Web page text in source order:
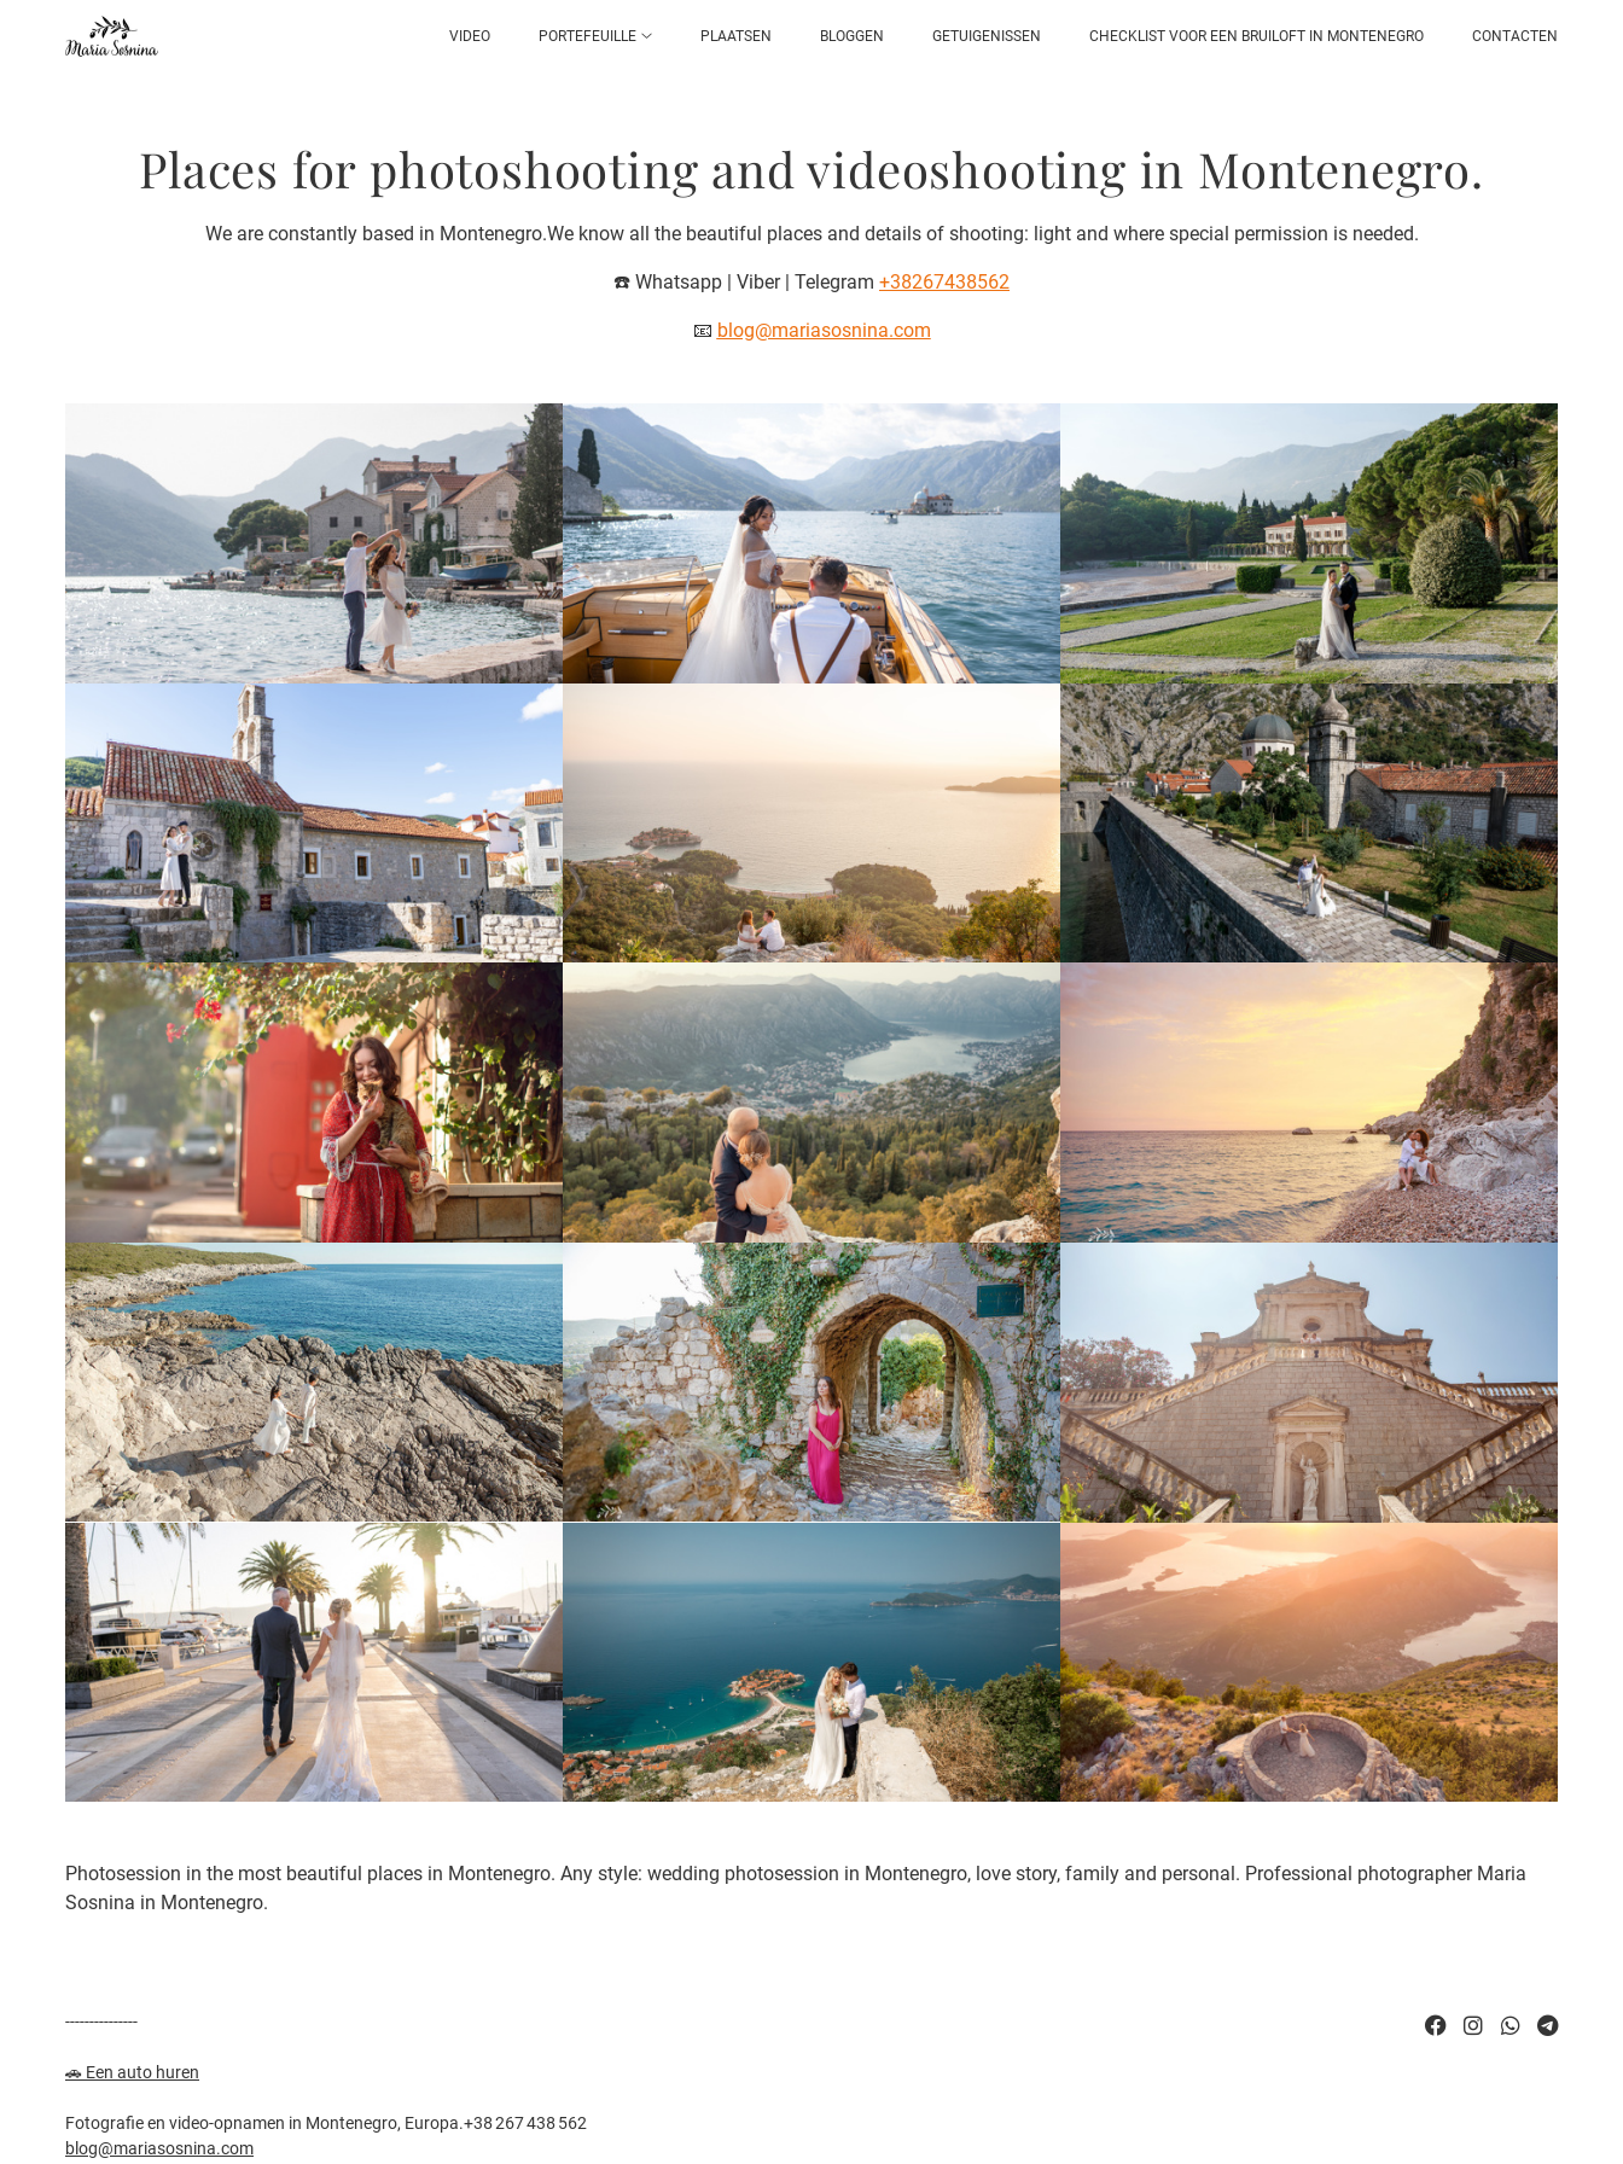
VIDEO PORTEFEUILLE PLAATSEN BLOGGEN GETUIGENISSEN CHECKLIST VOOR EEN BRUILOFT IN MONTENEGRO CONTACTEN
Places for photoshooting and videoshooting in Montenegro.
We are constantly based in Montenegro.We know all the beautiful places and details of shooting: light and where special permission is needed.
☎️ Whatsapp | Viber | Telegram +38267438562
📧 blog@mariasosnina.com
Photosession in the most beautiful places in Montenegro. Any style: wedding photosession in Montenegro, love story, family and personal. Professional photographer Maria
Sosnina in Montenegro.
---------------
🚗 Een auto huren
Fotografie en video-opnamen in Montenegro, Europa.+38 267 438 562
blog@mariasosnina.com